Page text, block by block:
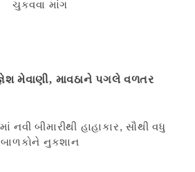
મેવાણી, માવઠાને પગલે વળતર